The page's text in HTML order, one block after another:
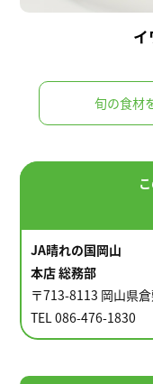
イ
旬の食材
JA晴れの国岡山
本店 総務部
〒713-8113 岡山県
TEL 086-476-1830